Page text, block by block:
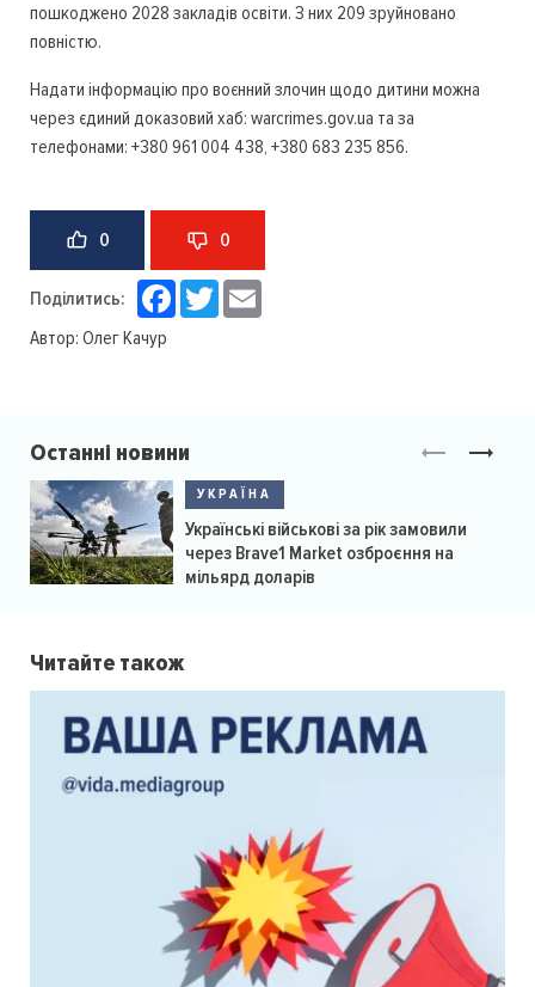
пошкоджено 2028 закладів освіти. З них 209 зруйновано
повністю.
Надати інформацію про воєнний злочин щодо дитини можна
через єдиний доказовий хаб: warcrimes.gov.ua та за
телефонами: +380 961 004 438, +380 683 235 856.
0 0
Поділитись: Facebook
Twitter
Автор: Олег Качур
Останні новини
УКРАЇНА
Українські військові за рік замовили
через Brave1 Market озброєння на
мільярд доларів
Читайте також